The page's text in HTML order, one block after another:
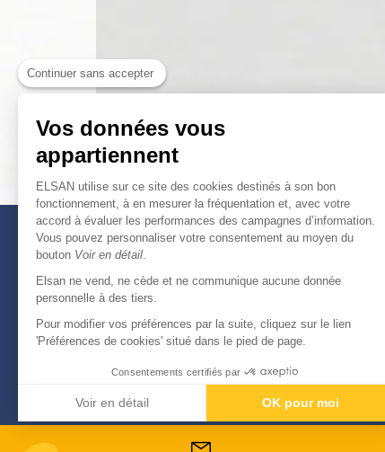
Continuer sans accepter
Vos données vous
appartiennent
ELSAN utilise sur ce site des cookies destinés à son bon
fonctionnement, à en mesurer la fréquentation et, avec votre
accord à évaluer les performances des campagnes d’information.
Vous pouvez personnaliser votre consentement au moyen du
bouton Voir en détail
Elsan ne vend, ne cède et ne communique aucune donnée
personnelle à des tiers.
Pour modifier vos préférences par la suite, cliquez sur le lien
'Préférences de cookies' situé dans le pied de page.
Consentements certifiés par
Voir en détail OK pour moi